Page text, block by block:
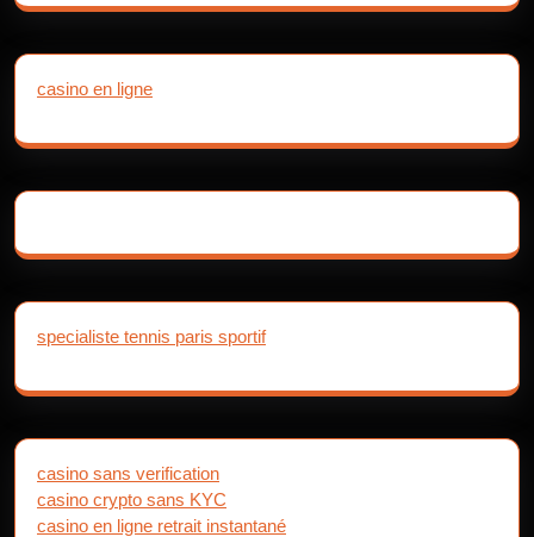
casino en ligne
specialiste tennis paris sportif
casino sans verification
casino crypto sans KYC
casino en ligne retrait instantané